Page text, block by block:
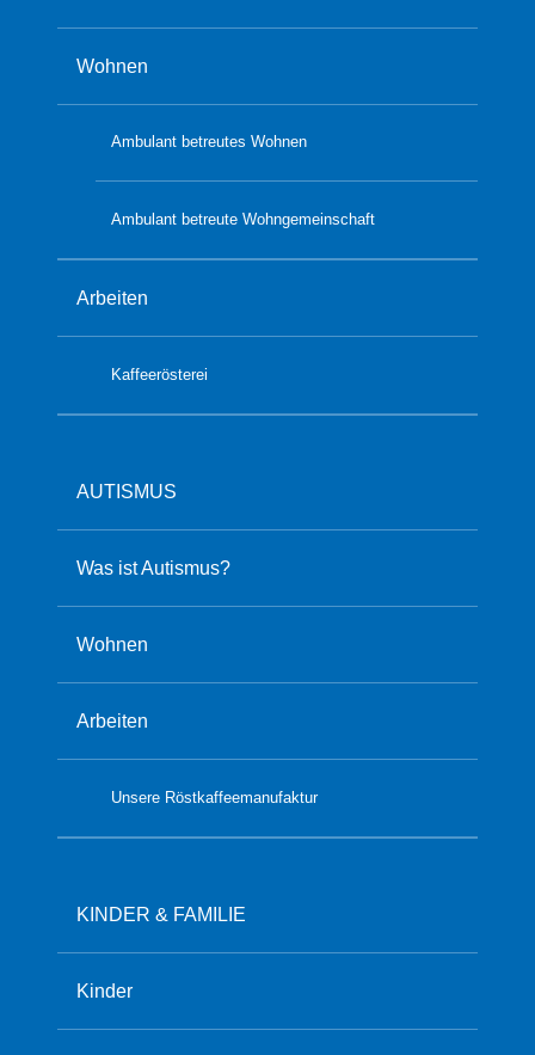
Wohnen
Ambulant betreutes Wohnen
Ambulant betreute Wohngemeinschaft
Arbeiten
Kaffeerösterei
AUTISMUS
Was ist Autismus?
Wohnen
Arbeiten
Unsere Röstkaffeemanufaktur
KINDER & FAMILIE
Kinder